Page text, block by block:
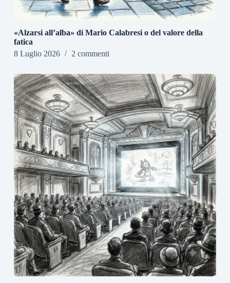
«Alzarsi all’alba» di Mario Calabresi o del valore della
fatica
8 Luglio 2026
2 commenti